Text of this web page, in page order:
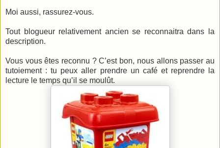
Moi aussi, rassurez-vous.
Tout blogueur relativement ancien se reconnaitra dans la
description.
Vous vous êtes reconnu ? C’est bon, nous allons passer au
tutoiement : tu peux aller prendre un café et reprendre la
lecture le temps qu’il se moulût.